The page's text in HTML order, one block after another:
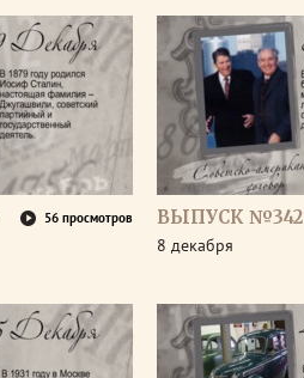
56 просмотров ВЫПУСК №342
8 декабря